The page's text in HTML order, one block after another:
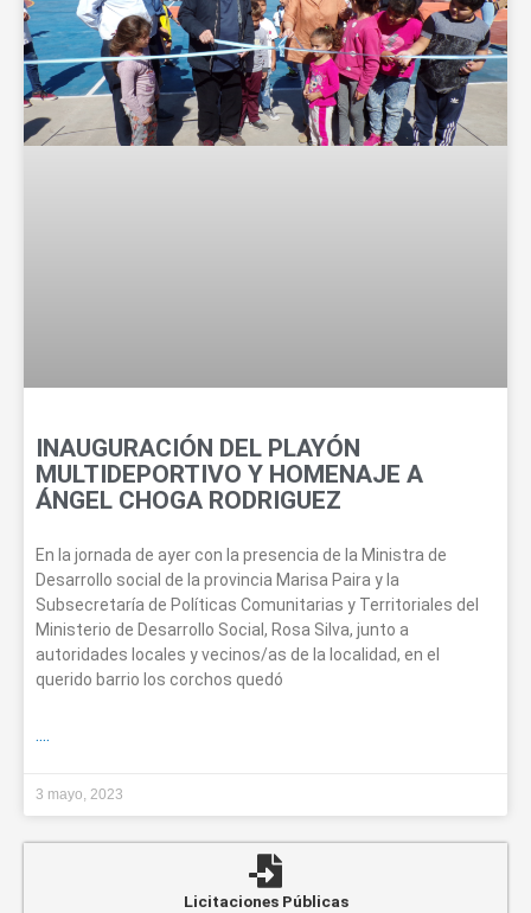
k
INAUGURACIÓN DEL PLAYÓN
MULTIDEPORTIVO Y HOMENAJE A
ÁNGEL CHOGA RODRIGUEZ
En la jornada de ayer con la presencia de la Ministra de
Desarrollo social de la provincia Marisa Paira y la
Subsecretaría de Políticas Comunitarias y Territoriales del
Ministerio de Desarrollo Social, Rosa Silva, junto a
autoridades locales y vecinos/as de la localidad, en el
querido barrio los corchos quedó
....
3 mayo, 2023
Licitaciones Públicas